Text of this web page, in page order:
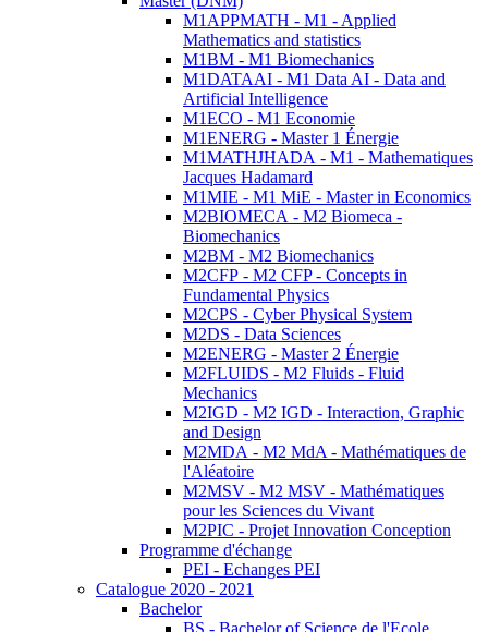
M1APPMATH - M1 - Applied
Mathematics and statistics
M1BM - M1 Biomechanics
M1DATAAI - M1 Data AI - Data and
Artificial Intelligence
M1ECO - M1 Economie
M1ENERG - Master 1 Énergie
M1MATHJHADA - M1 - Mathematiques
Jacques Hadamard
M1MIE - M1 MiE - Master in Economics
M2BIOMECA - M2 Biomeca -
Biomechanics
M2BM - M2 Biomechanics
M2CFP - M2 CFP - Concepts in
Fundamental Physics
M2CPS - Cyber Physical System
M2DS - Data Sciences
M2ENERG - Master 2 Énergie
M2FLUIDS - M2 Fluids - Fluid
Mechanics
M2IGD - M2 IGD - Interaction, Graphic
and Design
M2MDA - M2 MdA - Mathématiques de
l'Aléatoire
M2MSV - M2 MSV - Mathématiques
pour les Sciences du Vivant
M2PIC - Projet Innovation Conception
Programme d'échange
PEI - Echanges PEI
Catalogue 2020 - 2021
Bachelor
BS - Bachelor of Science de l'Ecole